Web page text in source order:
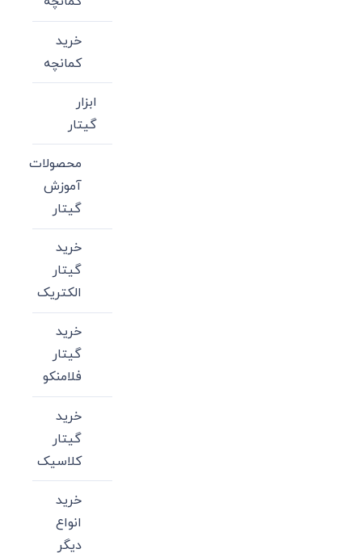
خرید
کمانچه
ابزار
گیتار
محصولات
آموزش
گیتار
خرید
گیتار
الکتریک
خرید
گیتار
فلامنکو
خرید
گیتار
کلاسیک
خرید
انواع
دیگر